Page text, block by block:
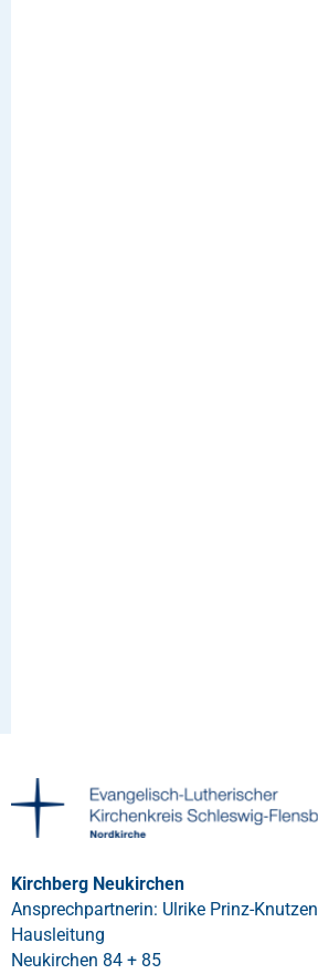
Kirchberg Neukirchen
Ansprechpartnerin: Ulrike Prinz-Knutzen
Hausleitung
Neukirchen 84 + 85